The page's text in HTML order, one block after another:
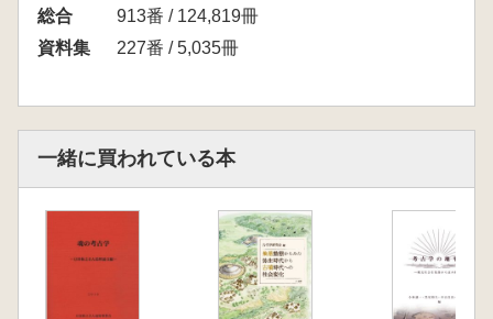
9:00 開場
9:30 部会発表3:弥生土器から土師器へ-土器か
11:30 部会発表5:異系統土器の共存からみる
交流-縄文時代晩期の事例から- (縄文部会:江原
12:00 部会発表6:縄文時代晩期の土偶にみる
交流-茨城のミミヅク土偶と遮光器系土偶-(縄文
13:30 部会発表7:石器石材からみる後期旧石
総合
913番 / 124,819冊
資料集
227番 / 5,035冊
一緒に買われている本